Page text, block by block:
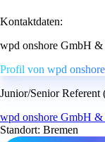
Kontaktdaten:
wpd onshore GmbH
Profil von wpd
Junior/Senior Referent
wpd onshore GmbH
Standort: Bremen